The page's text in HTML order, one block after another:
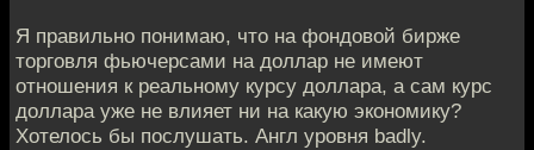
Я правильно понимаю, что на фондовой бирже
торговля фьючерсами на доллар не имеют
отношения к реальному курсу доллара, а сам курс
доллара уже не влияет ни на какую экономику?
Хотелось бы послушать. Англ уровня badly.